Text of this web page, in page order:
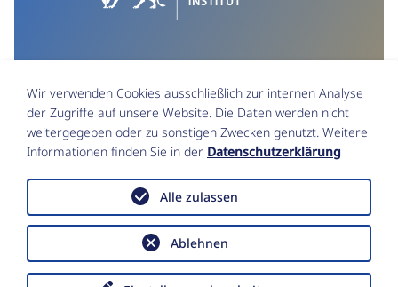
Impressum
Datenschutz
Funktionsstellen & Beauftragte
Erklärung zur Barrierefreiheit
Copyright © Deutsches Archäologisches
Wir verwenden Cookies ausschließlich zur internen Analyse
der Zugriffe auf unsere Website. Die Daten werden nicht
weitergegeben oder zu sonstigen Zwecken genutzt. Weitere
Informationen finden Sie in der Datenschutzerklärung
Ablehnen
Alle zulassen